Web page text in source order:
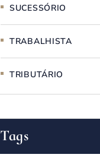
SUCESSÓRIO
TRABALHISTA
TRIBUTÁRIO
Tags